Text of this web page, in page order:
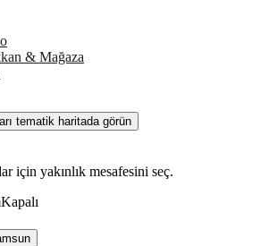
& Mağaza
tematik haritada görün
için yakınlık mesafesini seç.
Kapalı